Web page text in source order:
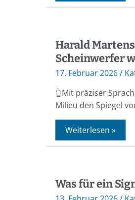
Harald
Scheinwerfer
17. Februar 2026/
👆Mit präziser
Milieu den Spiegel
Weiterlesen »
Was für ein